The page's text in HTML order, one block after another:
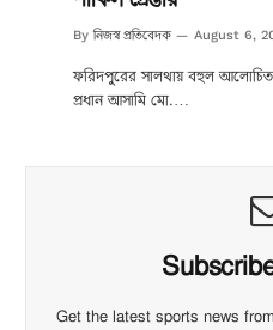
By নিজস্ব প্রতিবেদক August 6,
ফরিদপুরের সালথায় বহুল আলোচিত
প্রধান আসামি মো.…
Get the latest sports news